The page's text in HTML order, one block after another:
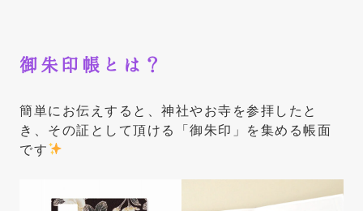
御朱印帳とは？
簡単にお伝えすると、神社やお寺を参拝したと
き、その証として頂ける「御朱印」を集める帳面
です